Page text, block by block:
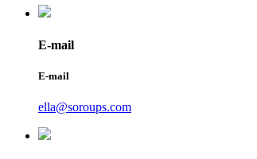
E-mail
E-mail
ella@soroups.com